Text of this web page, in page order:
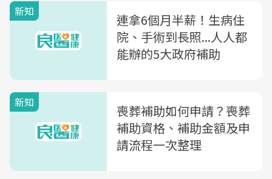
新知
連拿6個月半薪！生病住
院、手術到長照...人人都
能辦的5大政府補助
新知
喪葬補助如何申請？喪葬
補助資格、補助金額及申
請流程一次整理